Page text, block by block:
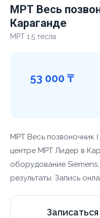
МРТ Весь
Караганде
МРТ 1.5 тесла
53 000 ₸
МРТ Весь позвоночник
центре МРТ Лидер в
оборудование
результаты. Запись